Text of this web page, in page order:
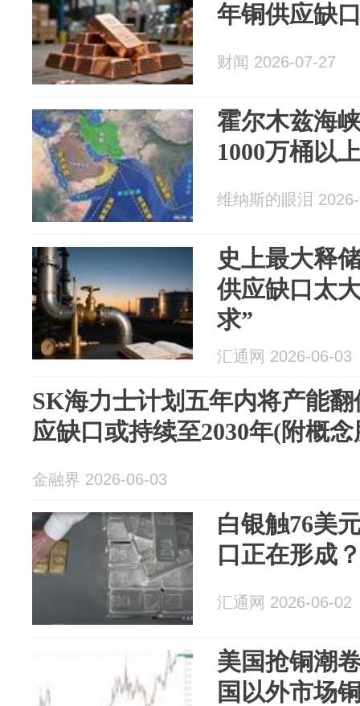
年铜供应缺
财闻 2026-07-27
霍尔木兹海
1000万桶以
维纳斯的眼泪
史上最大释
供应缺口太
求”
汇通网 2026-06-03
SK海力士计划五年内将产能
应缺口或持续至2030年(附概念
金融界 2026-06-03
白银触76美
口正在形成
汇通网 2026-06-02
美国抢铜潮
国以外市场